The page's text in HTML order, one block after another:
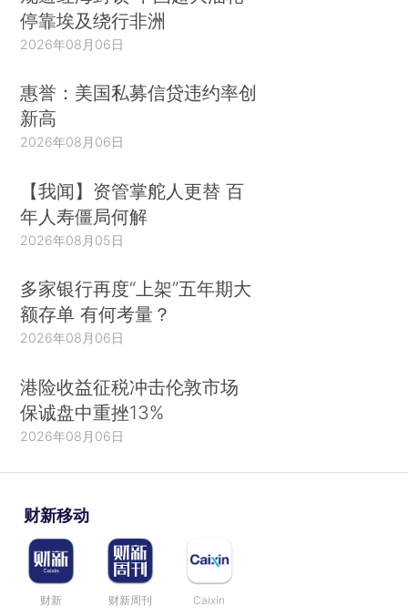
停靠埃及绕行非洲
2026年08月06日
惠誉：美国私募信贷违约率创
新高
2026年08月06日
【我闻】资管掌舵人更替 百
年人寿僵局何解
2026年08月05日
多家银行再度“上架”五年期大
额存单 有何考量？
2026年08月06日
港险收益征税冲击伦敦市场
保诚盘中重挫13%
2026年08月06日
财新移动
财新 财新周刊 Caixin